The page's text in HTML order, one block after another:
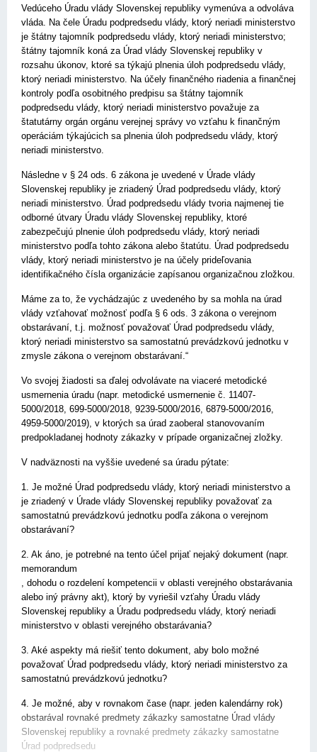
Vedúceho Úradu vlády Slovenskej republiky vymenúva a odvoláva
vláda. Na čele Úradu podpredsedu vlády, ktorý neriadi ministerstvo
je štátny tajomník podpredsedu vlády, ktorý neriadi ministerstvo;
štátny tajomník koná za Úrad vlády Slovenskej republiky v
rozsahu úkonov, ktoré sa týkajú plnenia úloh podpredsedu vlády,
ktorý neriadi ministerstvo. Na účely finančného riadenia a finančnej
kontroly podľa osobitného predpisu sa štátny tajomník
podpredsedu vlády, ktorý neriadi ministerstvo považuje za
štatutárny orgán orgánu verejnej správy vo vzťahu k finančným
operáciám týkajúcich sa plnenia úloh podpredsedu vlády, ktorý
neriadi ministerstvo.
Následne v § 24 ods. 6 zákona je uvedené v Úrade vlády
Slovenskej republiky je zriadený Úrad podpredsedu vlády, ktorý
neriadi ministerstvo. Úrad podpredsedu vlády tvoria najmenej tie
odborné útvary Úradu vlády Slovenskej republiky, ktoré
zabezpečujú plnenie úloh podpredsedu vlády, ktorý neriadi
ministerstvo podľa tohto zákona alebo štatútu. Úrad podpredsedu
vlády, ktorý neriadi ministerstvo je na účely prideľovania
identifikačného čísla organizácie zapísanou organizačnou zložkou.
Máme za to, že vychádzajúc z uvedeného by sa mohla na úrad
vlády vzťahovať možnosť podľa § 6 ods. 3 zákona o verejnom
obstarávaní, t.j. možnosť považovať Úrad podpredsedu vlády,
ktorý neriadi ministerstvo sa samostatnú prevádzkovú jednotku v
zmysle zákona o verejnom obstarávaní.“
Vo svojej žiadosti sa ďalej odvolávate na viaceré metodické
usmernenia úradu (napr. metodické usmernenie č. 11407-
5000/2018, 699-5000/2018, 9239-5000/2016, 6879-5000/2016,
4959-5000/2019), v ktorých sa úrad zaoberal stanovovaním
predpokladanej hodnoty zákazky v prípade organizačnej zložky.
V nadväznosti na vyššie uvedené sa úradu pýtate:
1. Je možné Úrad podpredsedu vlády, ktorý neriadi ministerstvo a
je zriadený v Úrade vlády Slovenskej republiky považovať za
samostatnú prevádzkovú jednotku podľa zákona o verejnom
obstarávaní?
2. Ak áno, je potrebné na tento účel prijať nejaký dokument (napr.
memorandum
, dohodu o rozdelení kompetencii v oblasti verejného obstarávania
alebo iný právny akt), ktorý by vyriešil vzťahy Úradu vlády
Slovenskej republiky a Úradu podpredsedu vlády, ktorý neriadi
ministerstvo v oblasti verejného obstarávania?
3. Aké aspekty má riešiť tento dokument, aby bolo možné
považovať Úrad podpredsedu vlády, ktorý neriadi ministerstvo za
samostatnú prevádzkovú jednotku?
4. Je možné, aby v rovnakom čase (napr. jeden kalendárny rok)
obstarával rovnaké predmety zákazky samostatne Úrad vlády
Slovenskej republiky a rovnaké predmety zákazky samostatne
Úrad podpredsedu